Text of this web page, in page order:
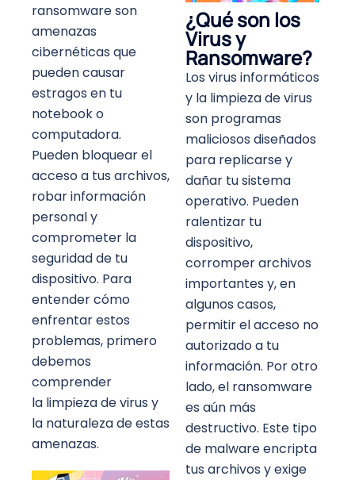
ransomware son
amenazas
cibernéticas que
pueden causar
estragos en tu
notebook o
computadora.
Pueden bloquear el
acceso a tus archivos,
robar información
personal y
comprometer la
seguridad de tu
dispositivo. Para
entender cómo
enfrentar estos
problemas, primero
debemos
comprender
la limpieza de virus y
la naturaleza de estas
amenazas.
¿Qué son los
Virus y
Ransomware?
Los virus informáticos
y la limpieza de virus
son programas
maliciosos diseñados
para replicarse y
dañar tu sistema
operativo. Pueden
ralentizar tu
dispositivo,
corromper archivos
importantes y, en
algunos casos,
permitir el acceso no
autorizado a tu
información. Por otro
lado, el ransomware
es aún más
destructivo. Este tipo
de malware encripta
tus archivos y exige